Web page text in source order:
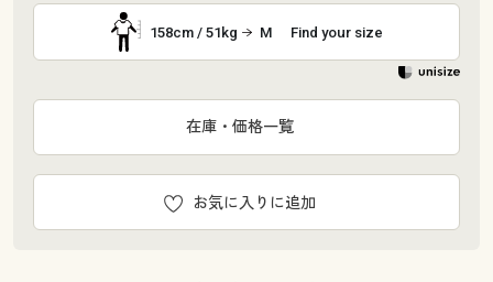
158cm / 51kg M Find your size
お気に入りに追加
在庫・価格一覧